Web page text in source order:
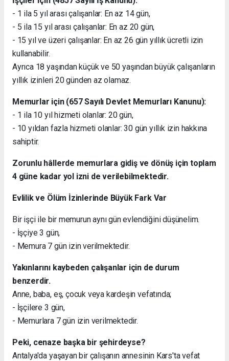
- 1 ila 5 yıl arası çalışanlar: En az 14 gün,
- 5 ila 15 yıl arası çalışanlar: En az 20 gün,
- 15 yıl ve üzeri çalışanlar: En az 26 gün yıllık ücretli izin
kullanabilir.
Ayrıca 18 yaşından küçük ve 50 yaşından büyük çalışanların
yıllık izinleri 20 günden az olamaz.
Memurlar için (657 Sayılı Devlet Memurları Kanunu):
- 1 ila 10 yıl hizmeti olanlar: 20 gün,
- 10 yıldan fazla hizmeti olanlar: 30 gün yıllık izin hakkına
sahiptir.
Zorunlu hâllerde memurlara gidiş ve dönüş için toplam
4 güne kadar yol izni de verilebilmektedir.
Evlilik ve Ölüm İzinlerinde Büyük Fark Var
Bir işçi ile bir memurun aynı gün evlendiğini düşünelim.
- İşçiye 3 gün,
- Memura 7 gün izin verilmektedir.
Yakınlarını kaybeden çalışanlar için de durum
benzerdir.
Anne, baba, eş, çocuk veya kardeşin vefatında;
- İşçilere 3 gün,
- Memurlara 7 gün izin verilmektedir.
Peki, cenaze başka bir şehirdeyse?
Antalya'da yaşayan bir çalışanın annesinin Kars'ta vefat